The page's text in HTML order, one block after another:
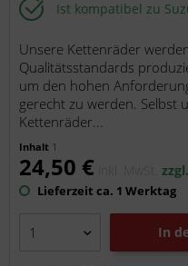
Ist kompatibel zu
Unsere Kettenräder
Qualitätsstandards
um den hohen
gerecht zu werden. Selbst
Kettenräder...
Inhalt 1
24,50 € inkl. MwSt.
Lieferzeit ca. 1 Werktag
In